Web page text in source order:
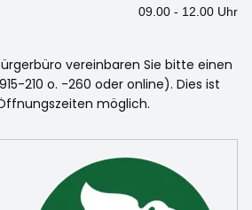
09.00 - 12.00 Uhr
vereinbaren Sie bitte einen
210 o. -260 oder online). Dies ist
möglich.